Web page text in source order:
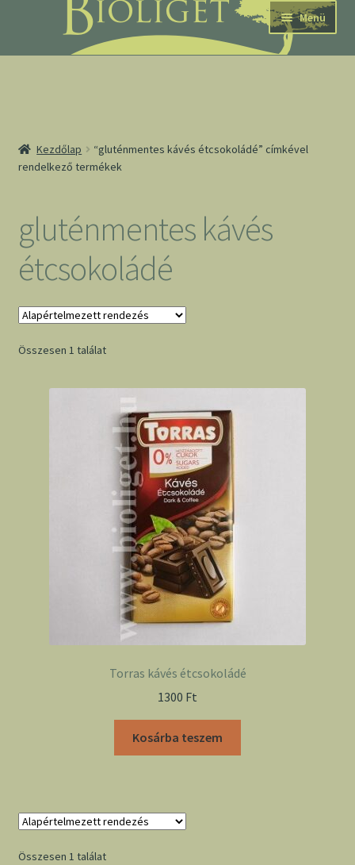
navigációhoz
tartalomba
Menü
Kezdőlap
“gluténmentes kávés étcsokoládé” címkével
rendelkező termékek
gluténmentes kávés
étcsokoládé
Összesen 1 találat
Torras kávés étcsokoládé
1300 Ft
Kosárba teszem
Összesen 1 találat